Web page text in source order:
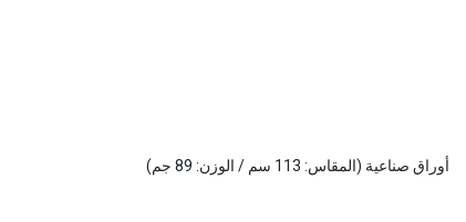
أوراق صناعية (المقاس: 113 سم / الوزن: 89 جم)